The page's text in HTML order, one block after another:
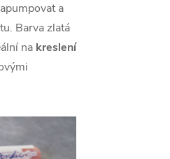
a
Barva zlatá
na kreslení